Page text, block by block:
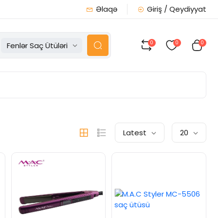
Əlaqə Giriş / Qeydiyyat
Fenlər Saç Ütüləri 0 0 0
Latest 20